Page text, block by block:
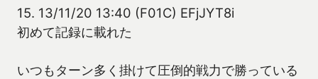
15. 13/11/20 13:40 (F01C) EFjJYT8i
初めて記録に載れた
いつもターン多く掛けて圧倒的戦力で勝っている